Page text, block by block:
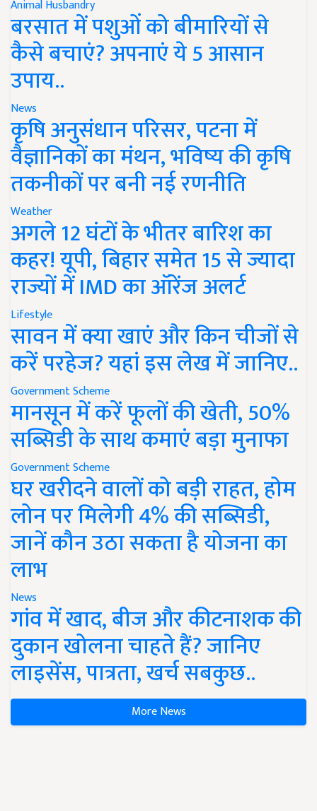
Animal Husbandry
बरसात में पशुओं को बीमारियों से
कैसे बचाएं? अपनाएं ये 5 आसान
उपाय..
News
कृषि अनुसंधान परिसर, पटना में
वैज्ञानिकों का मंथन, भविष्य की कृषि
तकनीकों पर बनी नई रणनीति
Weather
अगले 12 घंटों के भीतर बारिश का
कहर! यूपी, बिहार समेत 15 से ज्यादा
राज्यों में IMD का ऑरेंज अलर्ट
Lifestyle
सावन में क्या खाएं और किन चीजों से
करें परहेज? यहां इस लेख में जानिए..
Government Scheme
मानसून में करें फूलों की खेती, 50%
सब्सिडी के साथ कमाएं बड़ा मुनाफा
Government Scheme
घर खरीदने वालों को बड़ी राहत, होम
लोन पर मिलेगी 4% की सब्सिडी,
जानें कौन उठा सकता है योजना का
लाभ
News
गांव में खाद, बीज और कीटनाशक की
दुकान खोलना चाहते हैं? जानिए
लाइसेंस, पात्रता, खर्च सबकुछ..
More News